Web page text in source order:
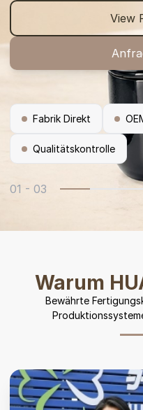
View
Fabrik Direkt
Qualitätskontrolle
01 - 03
Warum
Bewährte